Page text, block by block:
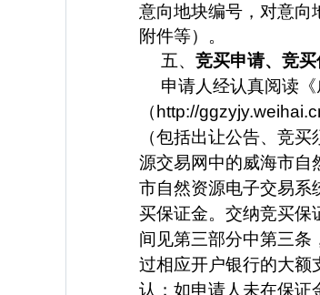
意向地块编号，对意向
附件等）。
五、竞买申请、竞
申请人经认真阅读
（http://
（包括出让公告、竞
源交易网中的威海市自
市自然资源电子交易系
买保证金。交纳竞买保
间见第三部分中第三条
过相应开户银行的大额
认；如申请人未在保证